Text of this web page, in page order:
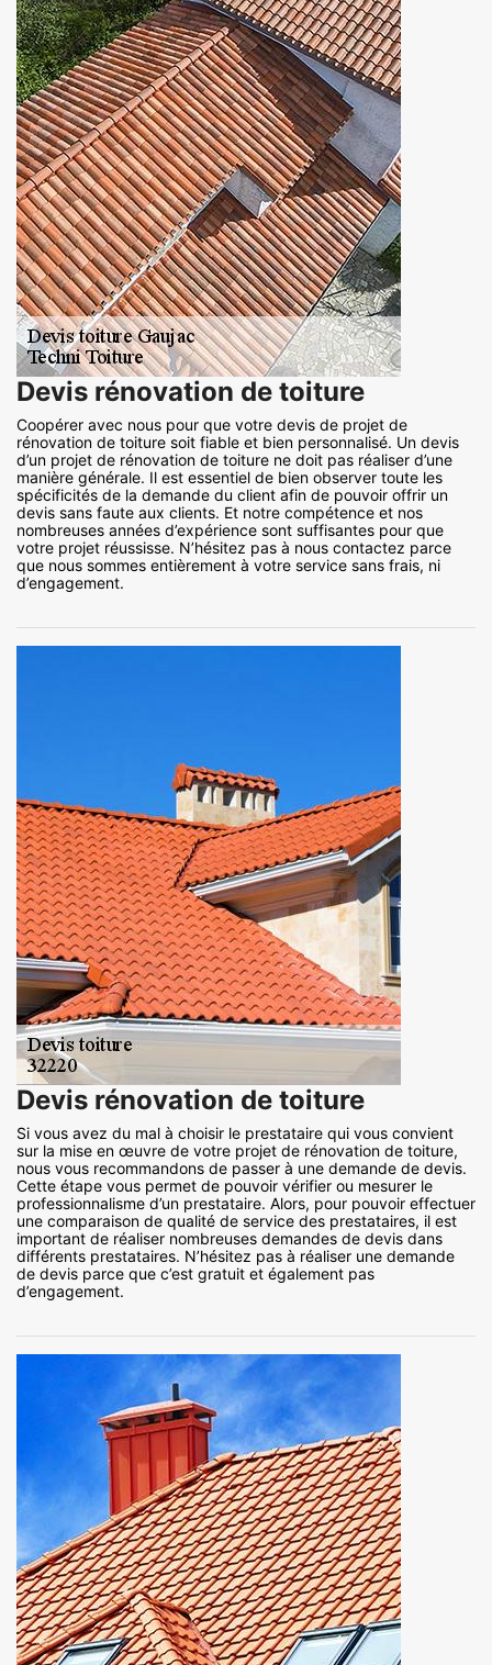
Devis rénovation de toiture
Coopérer avec nous pour que votre devis de projet de
rénovation de toiture soit fiable et bien personnalisé. Un devis
d’un projet de rénovation de toiture ne doit pas réaliser d’une
manière générale. Il est essentiel de bien observer toute les
spécificités de la demande du client afin de pouvoir offrir un
devis sans faute aux clients. Et notre compétence et nos
nombreuses années d’expérience sont suffisantes pour que
votre projet réussisse. N’hésitez pas à nous contactez parce
que nous sommes entièrement à votre service sans frais, ni
d’engagement.
Devis rénovation de toiture
Si vous avez du mal à choisir le prestataire qui vous convient
sur la mise en œuvre de votre projet de rénovation de toiture,
nous vous recommandons de passer à une demande de devis.
Cette étape vous permet de pouvoir vérifier ou mesurer le
professionnalisme d’un prestataire. Alors, pour pouvoir effectuer
une comparaison de qualité de service des prestataires, il est
important de réaliser nombreuses demandes de devis dans
différents prestataires. N’hésitez pas à réaliser une demande
de devis parce que c’est gratuit et également pas
d’engagement.